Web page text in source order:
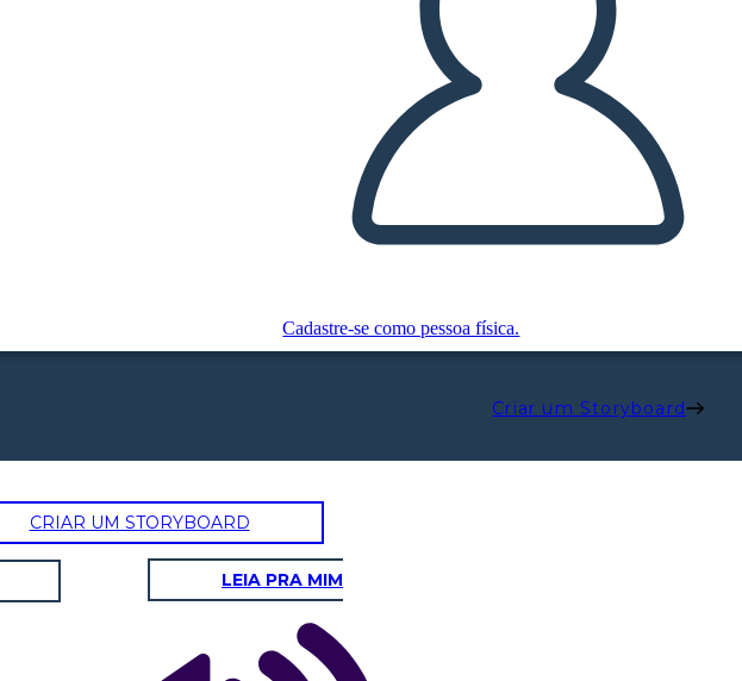
Cadastre-se como pessoa física.
Criar um Storyboard
CRIAR UM STORYBOARD
LEIA PRA MIM